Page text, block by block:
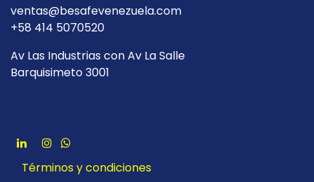
ventas@besafevenezuela.com
+58 414 5070520
Av Las Industrias con Av La Salle
Barquisimeto 3001
Términos y condiciones